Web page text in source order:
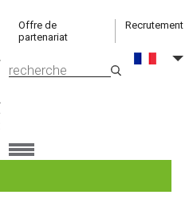
Offre de
partenariat
Recrutement